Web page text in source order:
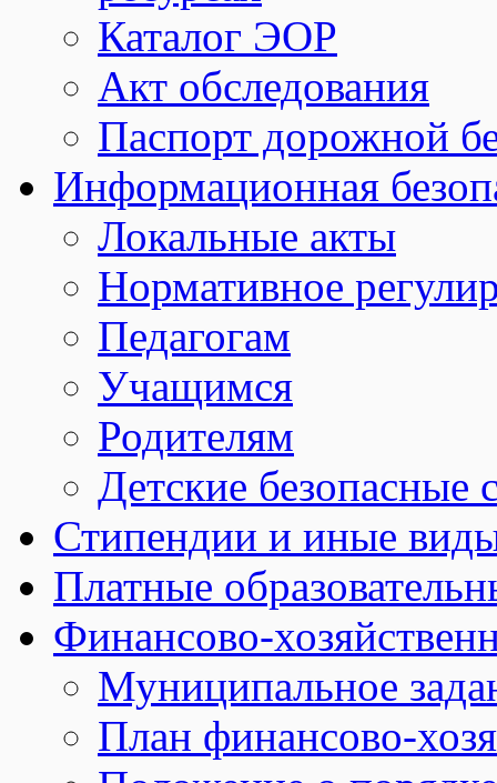
Каталог ЭОР
Акт обследования
Паспорт дорожной
Информационная
Локальные акты
Нормативное
Педагогам
Учащимся
Родителям
Детские безопасные
Стипендии и иные
Платные
Финансово-
Муниципальное
План финансово-